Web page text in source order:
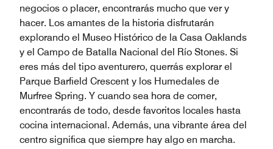
negocios o placer, encontrarás mucho que ver y
hacer. Los amantes de la historia disfrutarán
explorando el Museo Histórico de la Casa Oaklands
y el Campo de Batalla Nacional del Río Stones. Si
eres más del tipo aventurero, querrás explorar el
Parque Barfield Crescent y los Humedales de
Murfree Spring. Y cuando sea hora de comer,
encontrarás de todo, desde favoritos locales hasta
cocina internacional. Además, una vibrante área del
centro significa que siempre hay algo en marcha.